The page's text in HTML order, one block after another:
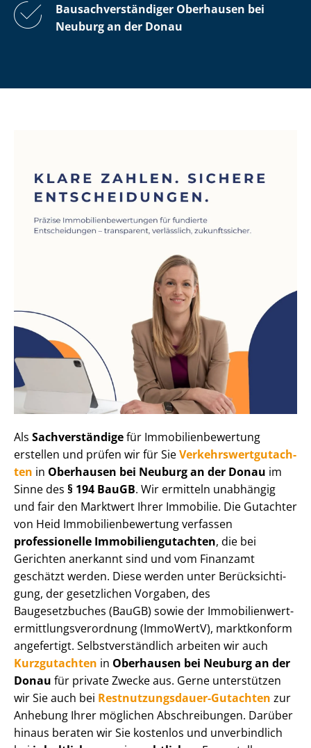
Bau­sach­ver­stän­di­ger Oberhausen bei
Neuburg an der Donau
Als Sachverständigefür Im­mo­bi­li­en­be­wer­tung
erstellen und prüfen wir für SieVer­kehrs­wert­gut­ach­
ten in Oberhausen bei Neuburg an der Donau im
Sinne des § 194 BauGB. Wir ermitteln unabhängig
und fair den Marktwert Ihrer Immobilie. Die Gutachter
von Heid Im­mo­bi­li­en­be­wer­tung verfassen
professionelle Im­mo­bi­li­en­gut­ach­ten, die bei
Gerichten anerkannt sind und vom Finanzamt
geschätzt werden. Diese werden unter Be­rück­sich­ti­
gung, der gesetzlichen Vorgaben, des
Baugesetzbuches (BauGB) sowie der Im­mo­bi­li­en­wert­
ermitt­lungs­ver­ord­nung (ImmoWertV), marktkonform
angefertigt. Selbst­ver­ständ­lich arbeiten wir auch
Kurzgutachten in Oberhausen bei Neuburg an der
Donau für private Zwecke aus. Gerne unterstützen
wir Sie auch bei Rest­nut­zungs­dau­er-Gutachten zur
Anhebung Ihrer möglichen Abschreibungen. Darüber
hinaus beraten wir Sie kostenlos und unverbindlich